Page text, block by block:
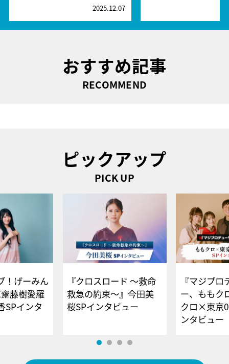
2025.12.07
おすすめ記事
RECOMMEND
ピックアップ
PICK UP
！げーみん
藤樹愛羅
SPインタ
『クロスロード ～救命
救急の約束～』今田美
桜SPインタビュー
『マジプロ
ー、ももク
クロ×東京
ンタビュー